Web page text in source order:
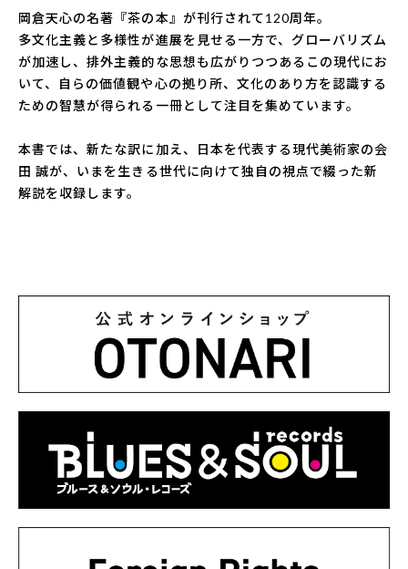
岡倉天心の名著『茶の本』が刊行されて120周年。
多文化主義と多様性が進展を見せる一方で、グローバリズム
が加速し、排外主義的な思想も広がりつつあるこの現代にお
いて、自らの価値観や心の拠り所、文化のあり方を認識する
ための智慧が得られる一冊として注目を集めています。
本書では、新たな訳に加え、日本を代表する現代美術家の会
田 誠が、いまを生きる世代に向けて独自の視点で綴った新
解説を収録します。